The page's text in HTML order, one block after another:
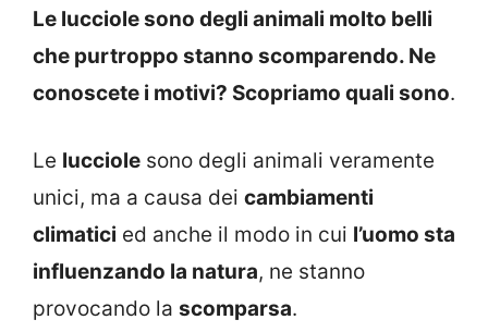
Le lucciole sono degli animali molto belli
che purtroppo stanno scomparendo. Ne
conoscete i motivi? Scopriamo quali sono.
Le lucciole sono degli animali veramente
unici, ma a causa dei cambiamenti
climatici ed anche il modo in cui l’uomo sta
influenzando la natura, ne stanno
provocando la scomparsa.